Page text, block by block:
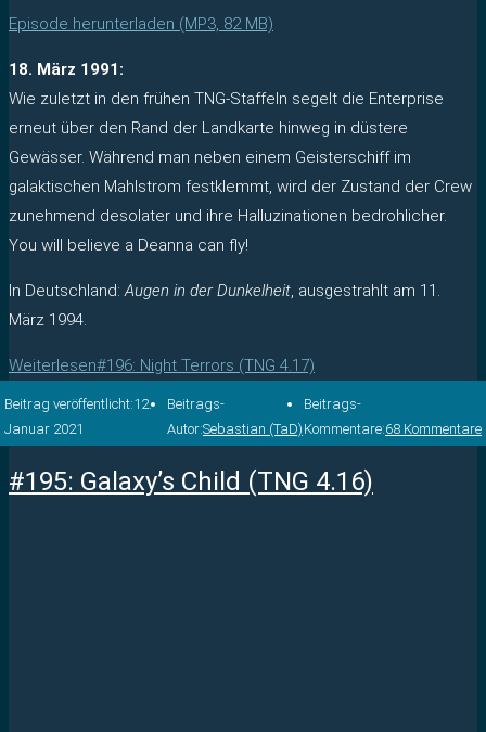
Episode herunterladen (MP3, 82 MB)
18. März 1991:
Wie zuletzt in den frühen TNG-Staffeln segelt die Enterprise
erneut über den Rand der Landkarte hinweg in düstere
Gewässer. Während man neben einem Geisterschiff im
galaktischen Mahlstrom festklemmt, wird der Zustand der Crew
zunehmend desolater und ihre Halluzinationen bedrohlicher.
You will believe a Deanna can fly!
In Deutschland:Augen in der Dunkelheit, ausgestrahlt am 11.
März 1994.
Weiterlesen#196: Night Terrors (TNG 4.17)
Beitrag veröffentlicht:12.
Januar 2021
Beitrags-
Autor:Sebastian (TaD)
Beitrags-
Kommentare:68 Kommentare
#195: Galaxy’s Child (TNG 4.16)